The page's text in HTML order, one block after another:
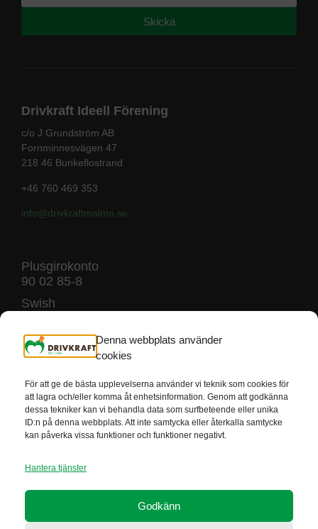
Denna webbplats använder
cookies
För att ge de bästa upplevelserna använder vi teknik som cookies för
att lagra och/eller komma åt enhetsinformation. Genom att godkänna
dessa tekniker kan vi behandla data som surfbeteende eller unika
ID:n på denna webbplats. Att inte samtycka eller återkalla samtycke
kan påverka vissa funktioner och funktioner negativt.
Hantera tjänster
Godkänn
Skicka
Drivkraft Ideell Förening
c/o J Grundström AB
Fornminnesvägen 47
218 46 Bunkeflostrand
+46 760 469 353
info@drivkraftmalmo .se
Plusgirokonto
90 02 85-8
Swish
Drivkraft är godkända av Svensk insamlings kontroll som 90-konto
innehavare. Detta innebär att minst 75% av det du ger går till vårt
ändamål.